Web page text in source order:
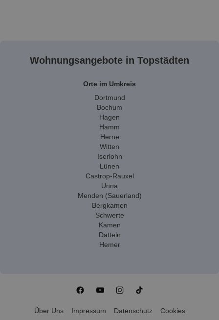
Wohnungsangebote in Topstädten
Orte im Umkreis
Dortmund
Bochum
Hagen
Hamm
Herne
Witten
Iserlohn
Lünen
Castrop-Rauxel
Unna
Menden (Sauerland)
Bergkamen
Schwerte
Kamen
Datteln
Hemer
Über Uns Impressum Datenschutz Cookies